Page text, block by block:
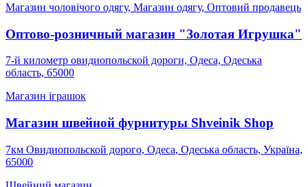
Магазин чоловічого одягу, Магазин одягу, Оптовий продавець
Оптово-розничный магазин "Золотая Игрушка"
7-й километр овидиопольской дороги, Одеса, Одеська
область, 65000
Магазин іграшок
Магазин швейной фурнитуры Shveinik Shop
7км Овидиопольской дорого, Одеса, Одеська область, Україна,
65000